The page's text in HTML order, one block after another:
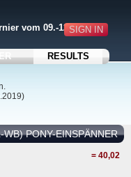
SIGN IN
vom 09.-12.05.2019
RESULTS
PONY-EINSPÄNNER
= 40,02